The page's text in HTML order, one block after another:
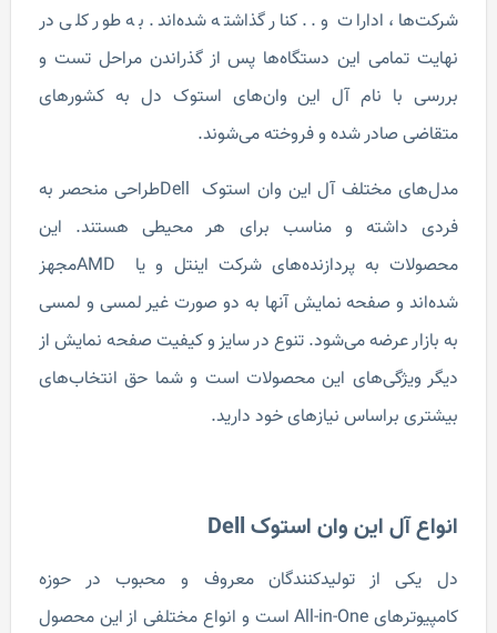
شرکت‌ها، ادارات و .. کنار گذاشته شده‌اند. به طور کلی در
نهایت تمامی این دستگاه‌ها پس از گذراندن مراحل تست و
بررسی با نام آل این وان‌های استوک دل به کشورهای
متقاضی صادر شده و فروخته می‌شوند.
مدل‌های مختلف آل این وان استوک Dellطراحی منحصر به
فردی داشته و مناسب برای هر محیطی هستند. این
محصولات به پردازنده‌های شرکت اینتل و یا AMDمجهز
شده‌اند و صفحه نمایش آنها به دو صورت غیر لمسی و لمسی
به بازار عرضه می‌شود. تنوع در سایز و کیفیت صفحه نمایش از
دیگر ویژگی‌های این محصولات است و شما حق انتخاب‌های
بیشتری براساس نیازهای خود دارید.
انواع آل این وان استوک Dell
دل یکی از تولیدکنندگان معروف و محبوب در حوزه
کامپیوترهای All-in-One است و انواع مختلفی از این محصول